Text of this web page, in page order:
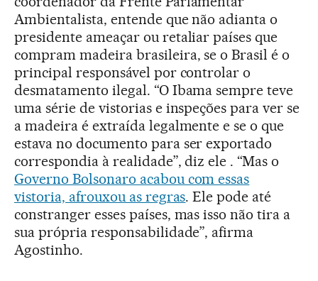
Ambientalista, entende que não adianta o
presidente ameaçar ou retaliar países que
compram madeira brasileira, se o Brasil é o
principal responsável por controlar o
desmatamento ilegal. “O Ibama sempre teve
uma série de vistorias e inspeções para ver se
a madeira é extraída legalmente e se o que
estava no documento para ser exportado
correspondia à realidade”, diz ele . “Mas o
Governo Bolsonaro acabou com essas
vistoria, afrouxou as regras. Ele pode até
constranger esses países, mas isso não tira a
sua própria responsabilidade”, afirma
Agostinho.